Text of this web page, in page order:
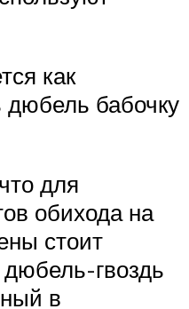
как
дюбель бабочку
для
обихода на
стоит
гвоздь
в